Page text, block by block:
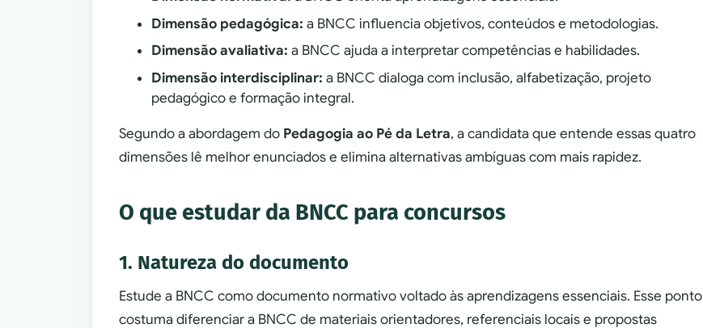
Dimensão pedagógica: a BNCC influencia objetivos, conteúdos e metodologias.
Dimensão avaliativa: a BNCC ajuda a interpretar competências e habilidades.
Dimensão interdisciplinar: a BNCC dialoga com inclusão, alfabetização, projeto
pedagógico e formação integral.
Segundo a abordagem do Pedagogia ao Pé da Letra, a candidata que entende essas quatro
dimensões lê melhor enunciados e elimina alternativas ambíguas com mais rapidez.
O que estudar da BNCC para concursos
1. Natureza do documento
Estude a BNCC como documento normativo voltado às aprendizagens essenciais. Esse ponto
costuma diferenciar a BNCC de materiais orientadores, referenciais locais e propostas